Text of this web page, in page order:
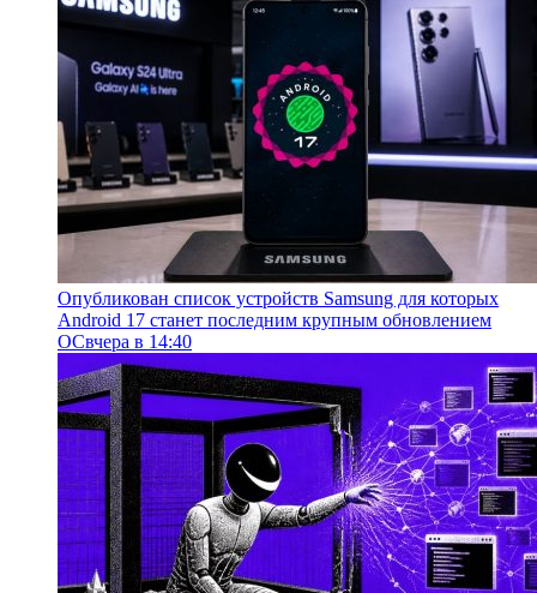
Опубликован список устройств Samsung для которых
Android 17 станет последним крупным обновлением
ОСвчера в 14:40